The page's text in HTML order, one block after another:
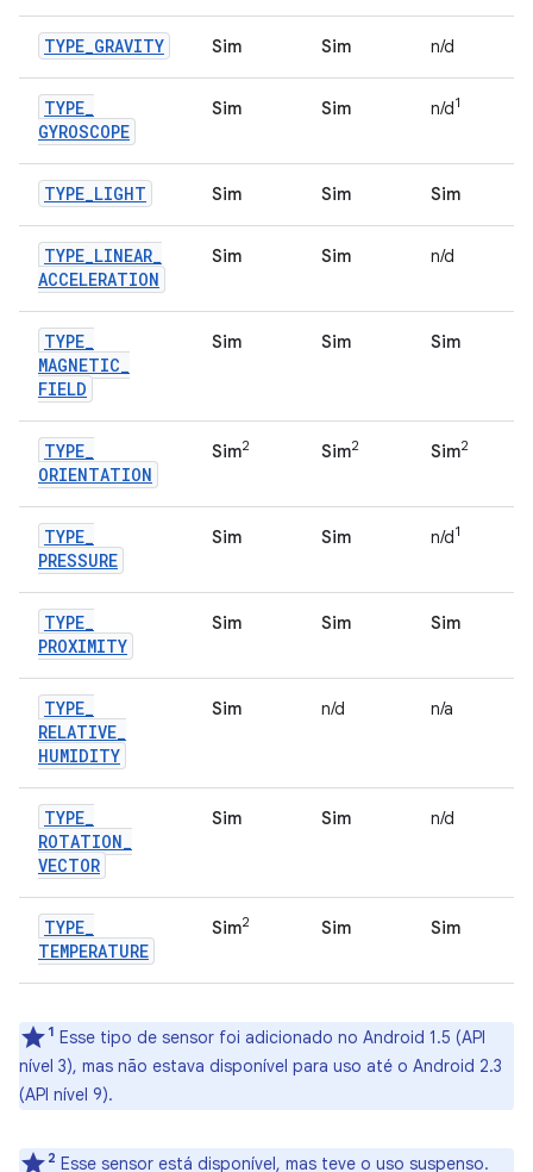
TYPE_GRAVITY Sim Sim n/d
TYPE_
GYROSCOPE
Sim Sim n/d1
TYPE_LIGHT Sim Sim Sim
TYPE_LINEAR_
ACCELERATION
Sim Sim n/d
TYPE_
MAGNETIC_
FIELD
Sim Sim Sim
TYPE_
ORIENTATION
Sim2 Sim2 Sim2
TYPE_
PRESSURE
Sim Sim n/d1
TYPE_
PROXIMITY
Sim Sim Sim
TYPE_
RELATIVE_
HUMIDITY
Sim n/d n/a
TYPE_
ROTATION_
VECTOR
Sim Sim n/d
TYPE_
TEMPERATURE
Sim2 Sim Sim
1 Esse tipo de sensor foi adicionado no Android 1.5 (API
nível 3), mas não estava disponível para uso até o Android 2.3
(API nível 9).
2 Esse sensor está disponível, mas teve o uso suspenso.